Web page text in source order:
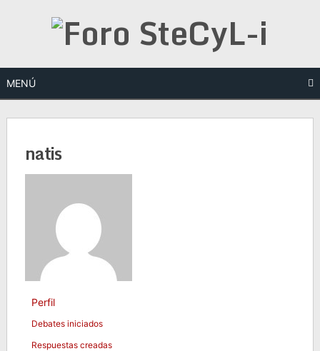
MENÚ
natis
Perfil
Debates iniciados
Respuestas creadas